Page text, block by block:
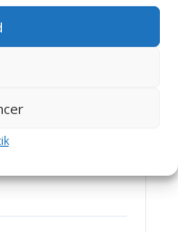
RACER
pony